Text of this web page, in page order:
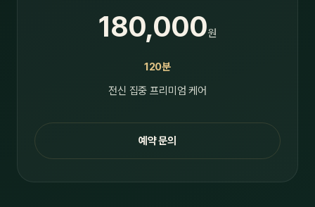
180,000원
120분
전신 집중 프리미엄 케어
예약 문의